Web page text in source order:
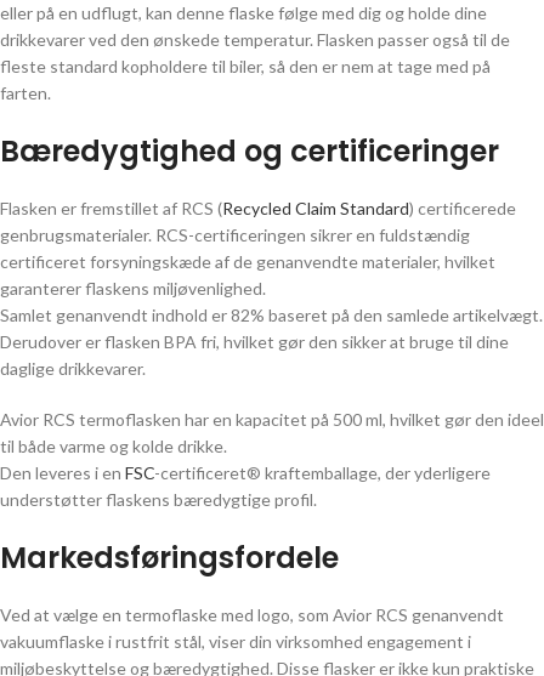
eller på en udflugt, kan denne flaske følge med dig og holde dine
drikkevarer ved den ønskede temperatur. Flasken passer også til de
fleste standard kopholdere til biler, så den er nem at tage med på
farten.
Bæredygtighed og certificeringer
Flasken er fremstillet af RCS (Recycled Claim Standard) certificerede
genbrugsmaterialer. RCS-certificeringen sikrer en fuldstændig
certificeret forsyningskæde af de genanvendte materialer, hvilket
garanterer flaskens miljøvenlighed.
Samlet genanvendt indhold er 82% baseret på den samlede artikelvægt.
Derudover er flasken BPA fri, hvilket gør den sikker at bruge til dine
daglige drikkevarer.
Avior RCS termoflasken har en kapacitet på 500 ml, hvilket gør den ideel
til både varme og kolde drikke.
Den leveres i en FSC-certificeret® kraftemballage, der yderligere
understøtter flaskens bæredygtige profil.
Markedsføringsfordele
Ved at vælge en termoflaske med logo, som Avior RCS genanvendt
vakuumflaske i rustfrit stål, viser din virksomhed engagement i
miljøbeskyttelse og bæredygtighed. Disse flasker er ikke kun praktiske